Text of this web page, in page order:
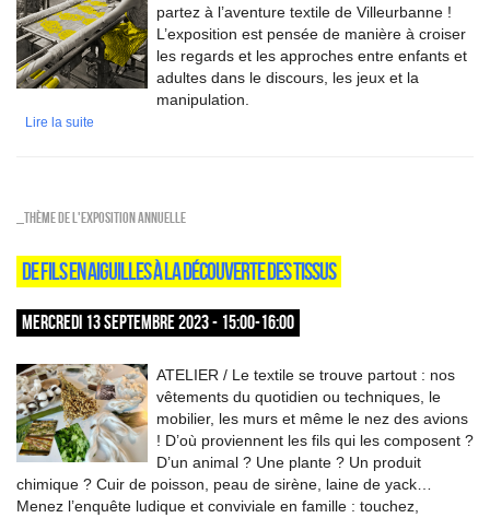
partez à l’aventure textile de Villeurbanne !
L’exposition est pensée de manière à croiser
les regards et les approches entre enfants et
adultes dans le discours, les jeux et la
manipulation.
Lire la suite
_Thème de l'exposition annuelle
DE FILS EN AIGUILLES À LA DÉCOUVERTE DES TISSUS
MERCREDI 13 SEPTEMBRE 2023 - 15:00-16:00
ATELIER / Le textile se trouve partout : nos
vêtements du quotidien ou techniques, le
mobilier, les murs et même le nez des avions
! D’où proviennent les fils qui les composent ?
D’un animal ? Une plante ? Un produit
chimique ? Cuir de poisson, peau de sirène, laine de yack…
Menez l’enquête ludique et conviviale en famille : touchez,